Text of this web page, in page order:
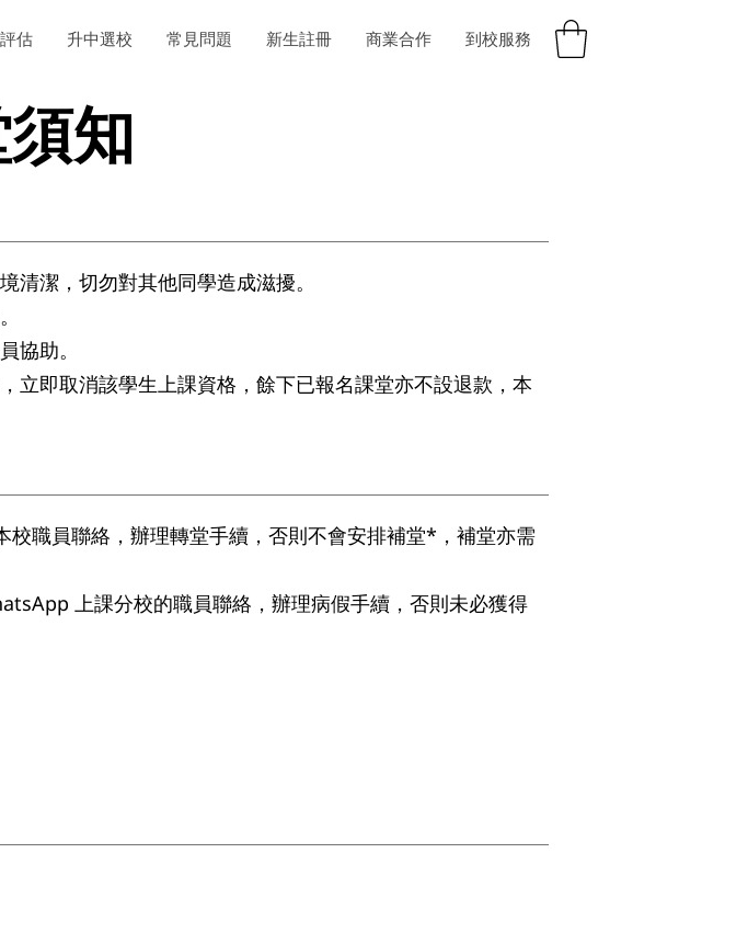
估 升中選校 常見問題 新生註冊 商業合作 到校服務
知
潔，切勿對其他同學造成滋擾。
協助。
立即取消該學生上課資格，餘下已報名課堂亦不設退款，本
職員聯絡，辦理轉堂手續，否則不會安排補堂*，補堂亦需
上課分校的職員聯絡，辦理病假手續，否則未必獲得